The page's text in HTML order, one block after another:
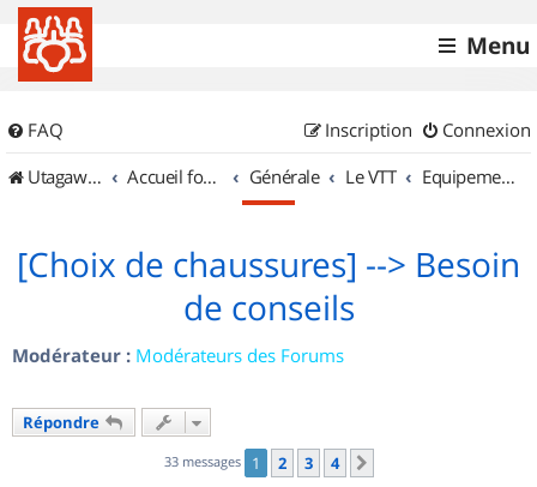
Menu
FAQ Connexion
Inscription
UtagawaVTT (Randos VTT et VTTAE avec traces GPS)
Accueil forum Générale Le VTT Equipements et Accessoires
[Choix de chaussures] --> Besoin
de conseils
Modérateur : Modérateurs des Forums
Répondre
33 messages 1 2 3 4